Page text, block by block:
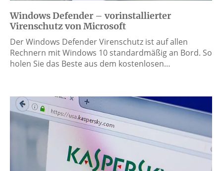
Windows Defender – vorinstallierter
Virenschutz von Microsoft
Der Windows Defender Virenschutz ist auf allen
Rechnern mit Windows 10 standardmäßig an Bord. So
holen Sie das Beste aus dem kostenlosen…